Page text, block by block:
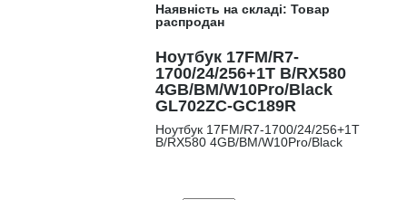
Наявність на складі: Товар
распродан
Ноутбук 17FM/R7-
1700/24/256+1T B/RX580
4GB/BM/W10Pro/Black
GL702ZC-GC189R
Ноутбук 17FM/R7-1700/24/256+1T
B/RX580 4GB/BM/W10Pro/Black